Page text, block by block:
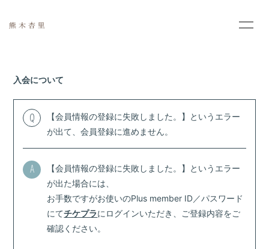
PHOTO
SCHEDULE
DISCOGRAPHY
入会について
Q
【会員情報の登録に失敗しました。】というエラー
が出て、会員登録に進めません。
A
【会員情報の登録に失敗しました。】というエラー
が出た場合には、
お手数ですがお使いのPlus member ID／パスワード
にてチケプラにログインいただき、ご登録内容をご
確認ください。